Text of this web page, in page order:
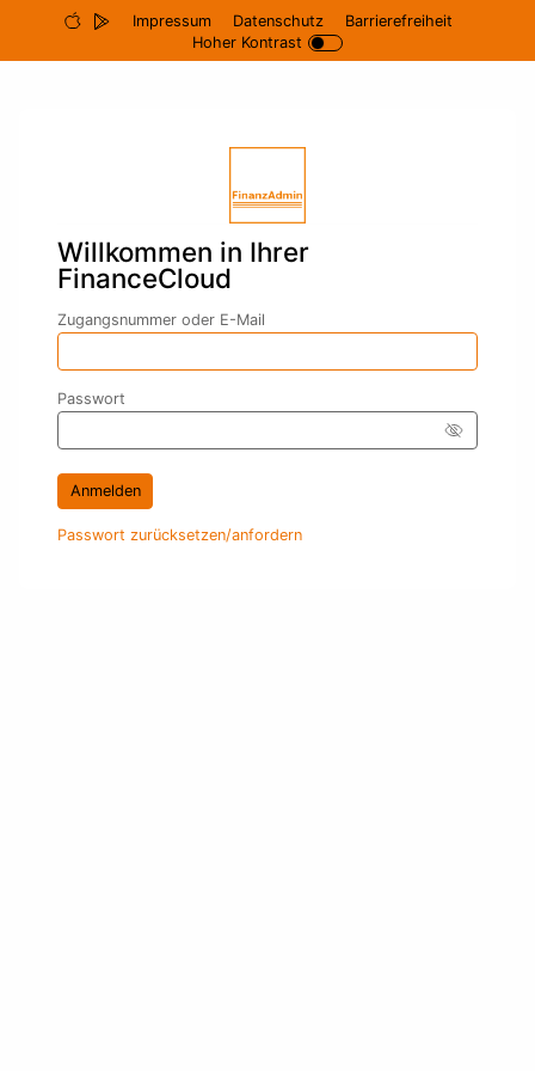
Impressum Datenschutz
Barrierefreiheit
Hoher Kontrast
Willkommen in Ihrer
FinanceCloud
Eingabe zur Suche
Zugangsnummer oder E-Mail
Eingabe zur Suche
Passwort
Icon
Anmelden
Passwort zurücksetzen/­anfordern